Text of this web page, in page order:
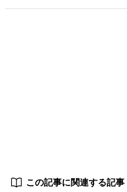
この記事に関連する記事